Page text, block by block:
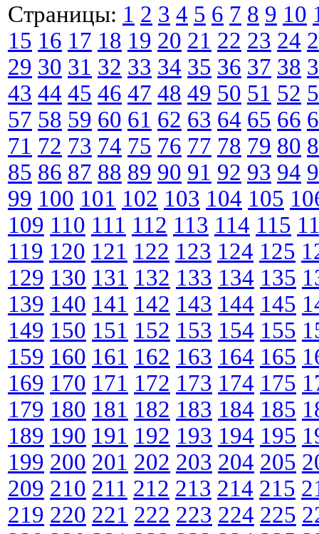
Страницы: 1 2 3 4 5 6 7 8 9 10
15 16 17 18 19 20 21 22 23 24
29 30 31 32 33 34 35 36 37 38
43 44 45 46 47 48 49 50 51 52
57 58 59 60 61 62 63 64 65 66
71 72 73 74 75 76 77 78 79 80
85 86 87 88 89 90 91 92 93 94
99 100 101 102 103 104 105
109 110 111 112 113 114 115
119 120 121 122 123 124 125
129 130 131 132 133 134 135
139 140 141 142 143 144 145
149 150 151 152 153 154 155
159 160 161 162 163 164 165
169 170 171 172 173 174 175
179 180 181 182 183 184 185
189 190 191 192 193 194 195
199 200 201 202 203 204 205
209 210 211 212 213 214 215
219 220 221 222 223 224 225